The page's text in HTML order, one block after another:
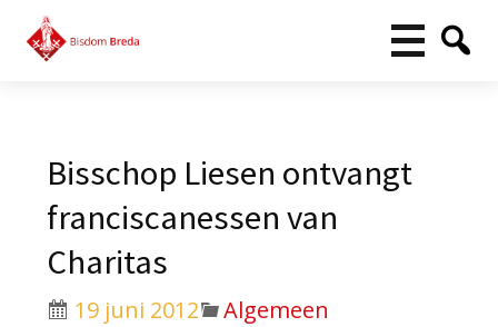
Bisschop Liesen ontvangt
franciscanessen van
Charitas
19 juni 2012 Algemeen